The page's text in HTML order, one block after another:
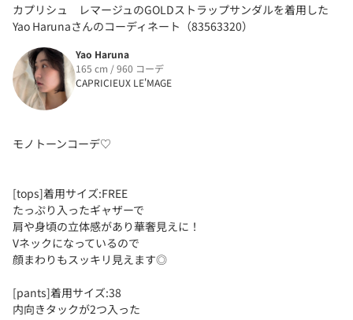
カプリシュ レマージュのGOLDストラップサンダルを着用した
Yao Harunaさんのコーディネート（83563320）
Yao Haruna
165 cm / 960 コーデ
CAPRICIEUX LE'MAGE
モノトーンコーデ♡
[tops]着用サイズ:FREE
たっぷり入ったギャザーで
肩や身頃の立体感があり華奢見えに！
Vネックになっているので
顔まわりもスッキリ見えます◎
[pants]着用サイズ:38
内向きタックが2つ入った